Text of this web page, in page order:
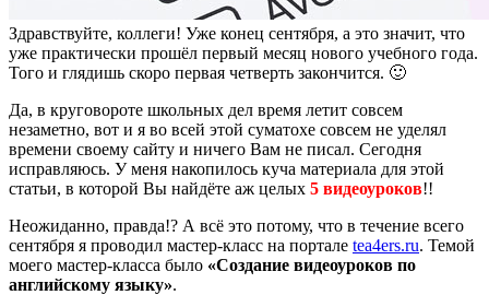
Здравствуйте, коллеги! Уже конец сентября, а это значит, что
уже практически прошёл первый месяц нового учебного года.
Того и глядишь скоро первая четверть закончится. 🙂
Да, в круговороте школьных дел время летит совсем
незаметно, вот и я во всей этой суматохе совсем не уделял
времени своему сайту и ничего Вам не писал. Сегодня
исправляюсь. У меня накопилось куча материала для этой
статьи, в которой Вы найдёте аж целых 5 видеоуроков!!
Неожиданно, правда!? А всё это потому, что в течение всего
сентября я проводил мастер-класс на портале tea4ers.ru. Темой
моего мастер-класса было «Создание видеоуроков по
английскому языку».